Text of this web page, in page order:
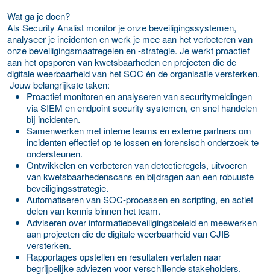
Wat ga je doen?
Als Security Analist monitor je onze beveiligingssystemen,
analyseer je incidenten en werk je mee aan het verbeteren van
onze beveiligingsmaatregelen en -strategie. Je werkt proactief
aan het opsporen van kwetsbaarheden en projecten die de
digitale weerbaarheid van het SOC én de organisatie versterken.
Jouw belangrijkste taken:
Proactief monitoren en analyseren van securitymeldingen
via SIEM en endpoint security systemen, en snel handelen
bij incidenten.
Samenwerken met interne teams en externe partners om
incidenten effectief op te lossen en forensisch onderzoek te
ondersteunen.
Ontwikkelen en verbeteren van detectieregels, uitvoeren
van kwetsbaarhedenscans en bijdragen aan een robuuste
beveiligingsstrategie.
Automatiseren van SOC-processen en scripting, en actief
delen van kennis binnen het team.
Adviseren over informatiebeveiligingsbeleid en meewerken
aan projecten die de digitale weerbaarheid van CJIB
versterken.
Rapportages opstellen en resultaten vertalen naar
begrijpelijke adviezen voor verschillende stakeholders.